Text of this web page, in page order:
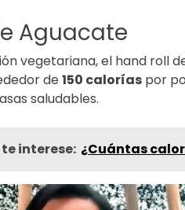
Aguacate
vegetariana, el hand roll
de 150 calorías por
saludables.
interese: ¿Cuántas